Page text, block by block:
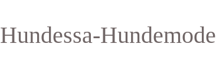
Hundessa-Hundemode